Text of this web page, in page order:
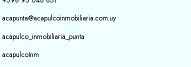
acapunta@acapulcoinmobiliaria.com.uy
acapulco_inmobiliaria_punta
acapulcoInm